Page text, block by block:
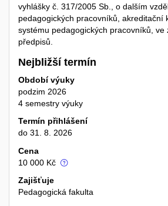
vyhlášky č. 317/2005 Sb., o dalším
pedagogických pracovníků, akreditační
systému pedagogických pracovníků, ve
předpisů.
Nejbližší termín
Období výuky
podzim 2026
4 semestry výuky
Termín přihlášení
do 31. 8. 2026
Cena
10 000 Kč
Zajišťuje
Pedagogická fakulta